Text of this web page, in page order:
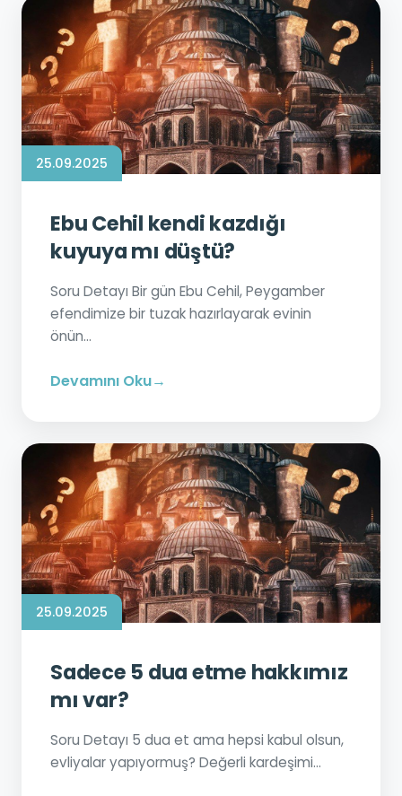
25.09.2025
Ebu Cehil kendi kazdığı
kuyuya mı düştü?
Soru Detayı Bir gün Ebu Cehil, Peygamber
efendimize bir tuzak hazırlayarak evinin
önün...
Devamını Oku
25.09.2025
Sadece 5 dua etme hakkımız
mı var?
Soru Detayı 5 dua et ama hepsi kabul olsun,
evliyalar yapıyormuş? Değerli kardeşimi...